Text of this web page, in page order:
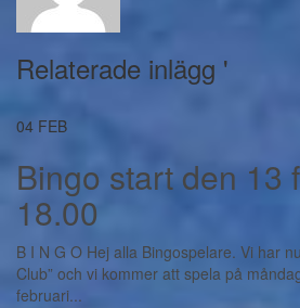
Relaterade inlägg '
04 FEB
Bingo start den 13
18.00
B I N G O Hej alla Bingospelare. Vi har
Club” och vi kommer att spela på
februari...